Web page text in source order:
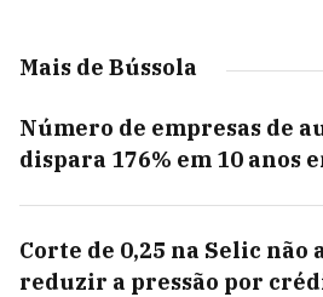
Mais de Bússola
Número de empresas de
dispara 176% em 10 anos
Corte de 0,25 na Selic não
reduzir a pressão por